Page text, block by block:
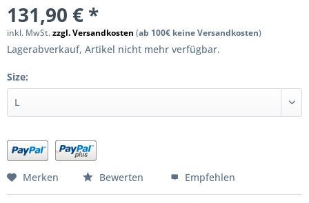
131,90 € *
inkl. MwSt.zzgl. Versandkosten (ab 100€ keine Versandkosten)
Lagerabverkauf, Artikel nicht mehr verfügbar.
Size:
Merken Bewerten Empfehlen